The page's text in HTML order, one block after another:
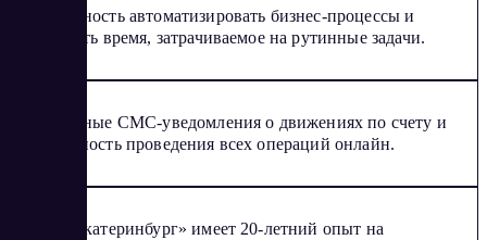
Возможность автоматизировать бизнес-процессы и
сократить время, затрачиваемое на рутинные задачи.
Бесплатные СМС-уведомления о движениях по счету и
возможность проведения всех операций онлайн.
Банк «Екатеринбург» имеет 20-летний опыт на